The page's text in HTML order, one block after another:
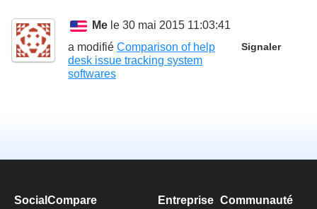
Me le 30 mai 2015 11:03:41
Signaler
a modifié Comparison of help
desk issue tracking system
softwares
SocialCompare Entreprise Communauté